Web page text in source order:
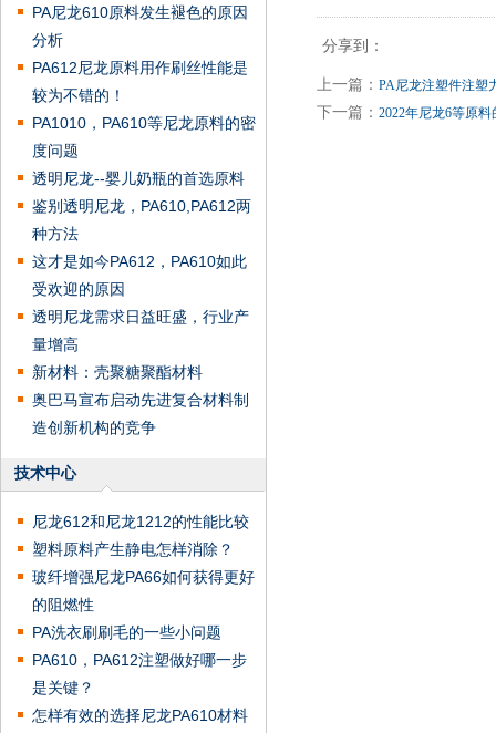
PA尼龙610原料发生褪色的原因
分析
PA612尼龙原料用作刷丝性能是
较为不错的！
PA1010，PA610等尼龙原料的密
度问题
透明尼龙--婴儿奶瓶的首选原料
鉴别透明尼龙，PA610,PA612两
种方法
这才是如今PA612，PA610如此
受欢迎的原因
透明尼龙需求日益旺盛，行业产
量增高
新材料：壳聚糖聚酯材料
奥巴马宣布启动先进复合材料制
造创新机构的竞争
技术中心
尼龙612和尼龙1212的性能比较
塑料原料产生静电怎样消除？
玻纤增强尼龙PA66如何获得更好
的阻燃性
PA洗衣刷刷毛的一些小问题
PA610，PA612注塑做好哪一步
是关键？
怎样有效的选择尼龙PA610材料
分享到：
上一篇： PA尼龙注塑件注塑
下一篇： 2022年尼龙6等原